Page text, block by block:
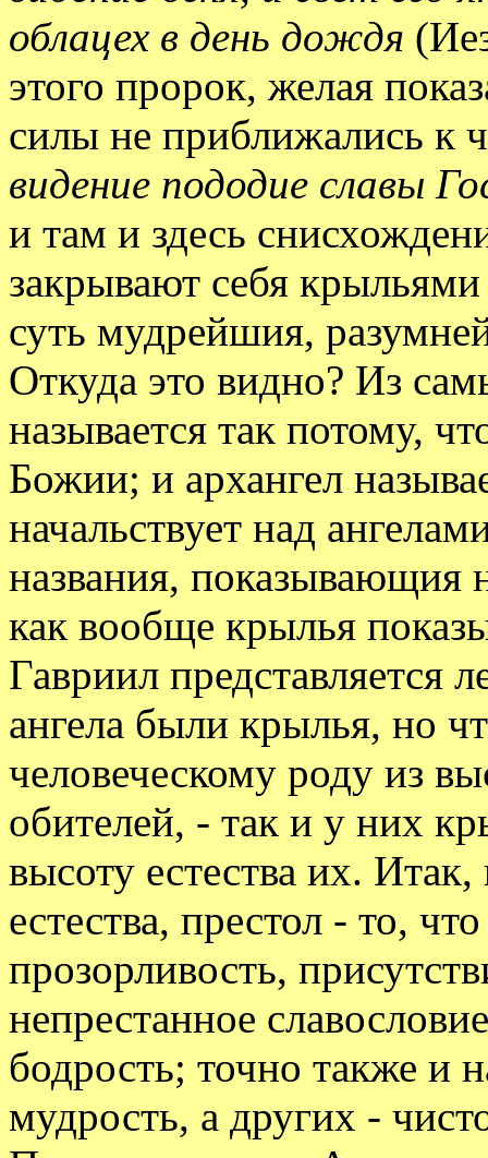
облацех в день дождя
этого пророк, желая
силы не приближались к
видение пододие славы
и там и здесь
закрывают себя
суть мудрейшия,
Откуда это видно? Из
называется так потому,
Божии; и архангел
начальствует над
названия, показывающия
как вообще крылья
Гавриил представляется
ангела были крылья, но
человеческому роду из
обителей, - так и у них
высоту естества их.
естества, престол - то,
прозорливость,
непрестанное
бодрость; точно также и
мудрость, а других -